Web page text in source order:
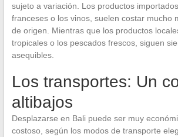
sujeto a variación. Los productos
franceses o los vinos, suelen costar mucho
de origen. Mientras que los productos
tropicales o los pescados frescos, siguen
asequibles.
Los transportes: Un
altibajos
Desplazarse en Bali puede ser muy
costoso, según los modos de transporte